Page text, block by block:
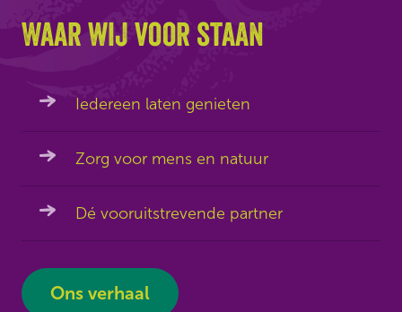
Waar wij voor staan
Iedereen laten genieten
Zorg voor mens en natuur
Dé vooruitstrevende partner
Ons verhaal